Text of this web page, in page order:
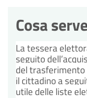
Cosa
La tessera
seguito
del trasferimento
il cittadino a
utile delle liste